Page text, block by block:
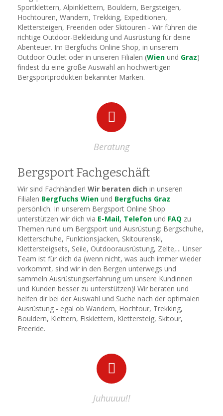
Sportklettern, Alpinklettern, Bouldern, Bergsteigen,
Hochtouren, Wandern, Trekking, Expeditionen,
Klettersteigen, Freeriden oder Skitouren - Wir führen die
richtige Outdoor-Bekleidung und Ausrüstung für deine
Abenteuer. Im Bergfuchs Online Shop, in unserem
Outdoor Outlet oder in unseren Filialen (Wien und Graz)
findest du eine große Auswahl an hochwertigen
Bergsportprodukten bekannter Marken.
Beratung
Bergsport Fachgeschäft
Wir sind Fachhändler! Wir beraten dich in unseren
Filialen Bergfuchs Wien und Bergfuchs Graz
persönlich. In unserem Bergsport Online Shop
unterstützen wir dich via E-Mail, Telefon und FAQ zu
Themen rund um Bergsport und Ausrüstung: Bergschuhe,
Kletterschuhe, Funktionsjacken, Skitourenski,
Klettersteigsets, Seile, Outdoorausrüstung, Zelte,... Unser
Team ist für dich da (wenn nicht, was auch immer wieder
vorkommt, sind wir in den Bergen unterwegs und
sammeln Ausrüstungserfahrung um unsere Kundinnen
und Kunden besser zu unterstützen)! Wir beraten und
helfen dir bei der Auswahl und Suche nach der optimalen
Ausrüstung - egal ob Wandern, Hochtour, Trekking,
Bouldern, Klettern, Eisklettern, Klettersteig, Skitour,
Freeride.
Juhuuuu!!